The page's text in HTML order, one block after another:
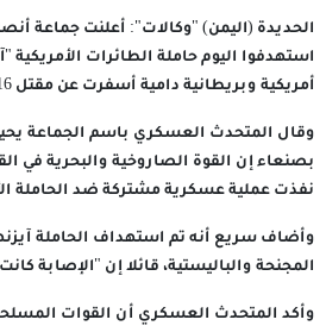
الحديدة (اليمن) "وكالات": أعلنت جماعة
استهدفوا اليوم حاملة الطائرات الأمريكية
أمريكية وبريطانية دامية أسفرت عن مقتل 16 شخصا في اليمن.
وقال المتحدث العسكري باسم الجماعة
بصنعاء إن القوة الصاروخية والبحرية في
نفذت عملية عسكرية مشتركة ضد الحاملة
وأضاف سريع أنه تم استهداف الحاملة
المجنحة والباليستية، قائلا إن "الإصابة
وأكد المتحدث العسكري أن القوات المسلحة